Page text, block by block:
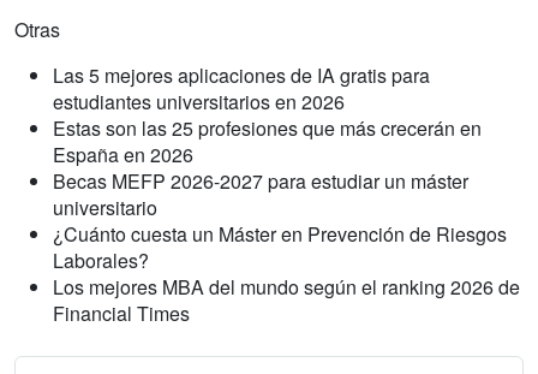
Otras
Las 5 mejores aplicaciones de IA gratis para
estudiantes universitarios en 2026
Estas son las 25 profesiones que más crecerán en
España en 2026
Becas MEFP 2026-2027 para estudiar un máster
universitario
¿Cuánto cuesta un Máster en Prevención de Riesgos
Laborales?
Los mejores MBA del mundo según el ranking 2026 de
Financial Times